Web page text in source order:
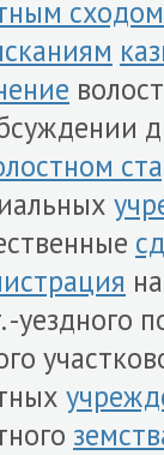
сходом
-уездного